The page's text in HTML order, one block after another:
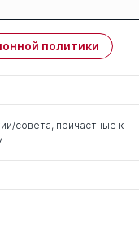
0 2
политики
совета, причастные к